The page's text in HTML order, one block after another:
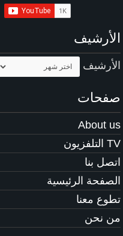
الأرشيف
الأرشيف
صفحات
About us
TV التلفزيون
اتصل بنا
الصفحة الرئيسية
تطوع معنا
من نحن